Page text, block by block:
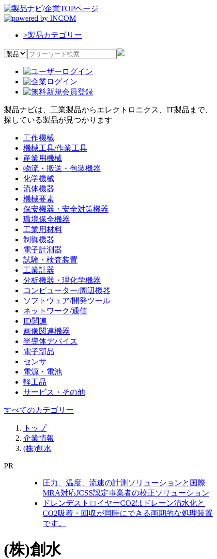
>製品カテゴリー
製品ナビは、工業製品からエレクトロニクス、IT製品まで、
探している製品が見つかります
工作機械
機械工具/作業工具
産業用機械
物流・搬送・包装機器
化学機械
流体機器
機械要素
保安機器・安全対策機器
環境保全機器
工業用材料
制御機器
電子計測器
試験・検査装置
工業計器
分析機器・理化学機器
コンピューター/周辺機器
ソフトウェア/開発ツール
ネットワーク/通信
ID関連
画像関連機器
半導体デバイス
電子部品
センサ
電源・電池
軽工品
サービス・その他
すべてのカテゴリー
トップ
企業情報
(株)創水
PR
圧力、温度、流速の計測ソリューションと国際
MRA対応JCSS認定事業者の校正ソリューション
ドレンデストロイヤーCO2はドレーン清水化と
CO2吸着・回収が同時にできる画期的な処理装置
です。
(株)創水